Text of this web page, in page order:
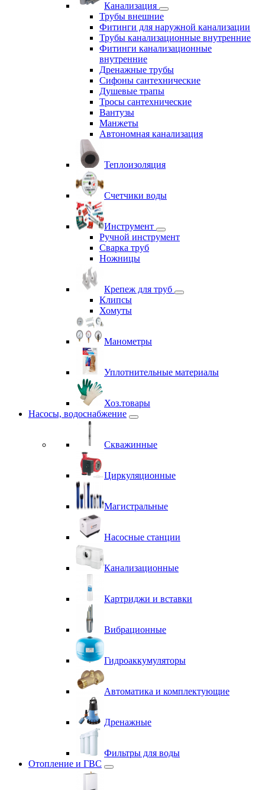
Канализация
Трубы внешние
Фитинги для наружной канализации
Трубы канализационные внутренние
Фитинги канализационные
внутренние
Дренажные трубы
Сифоны сантехнические
Душевые трапы
Тросы сантехнические
Вантузы
Манжеты
Автономная канализация
Теплоизоляция
Счетчики воды
Инструмент
Ручной инструмент
Сварка труб
Ножницы
Крепеж для труб
Клипсы
Хомуты
Манометры
Уплотнительные материалы
Хоз.товары
Насосы, водоснабжение
Скважинные
Циркуляционные
Магистральные
Насосные станции
Канализационные
Картриджи и вставки
Вибрационные
Гидроаккумуляторы
Автоматика и комплектующие
Дренажные
Фильтры для воды
Отопление и ГВС